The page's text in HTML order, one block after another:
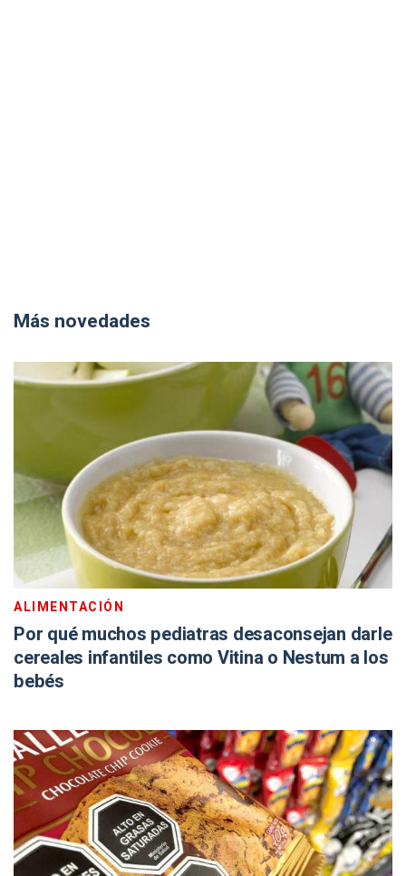
Más novedades
ALIMENTACIÓN
Por qué muchos pediatras desaconsejan darle
cereales infantiles como Vitina o Nestum a los
bebés